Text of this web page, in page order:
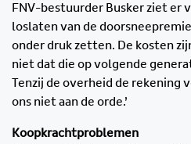
FNV-bestuurder Busker ziet er
loslaten van de
onder druk zetten. De kosten
niet dat die op volgende
Tenzij de overheid de rekening
ons niet aan de orde.’
Koopkrachtproblemen